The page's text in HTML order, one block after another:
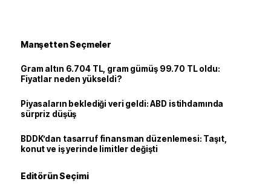
Manşetten Seçmeler
Gram altın 6.704 TL, gram gümüş 99.70 TL oldu:
Fiyatlar neden yükseldi?
Piyasaların beklediği veri geldi: ABD istihdamında
sürpriz düşüş
BDDK’dan tasarruf finansman düzenlemesi: Taşıt,
konut ve iş yerinde limitler değişti
Editörün Seçimi